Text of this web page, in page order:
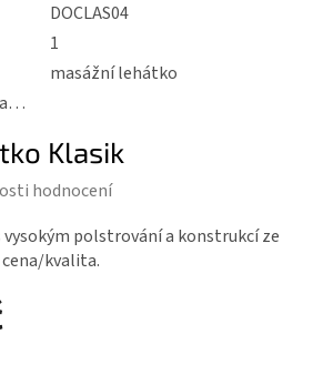
DOCLAS04
1
masážní lehátko
Klasik
hodnocení
polstrování a konstrukcí ze
kvalita.